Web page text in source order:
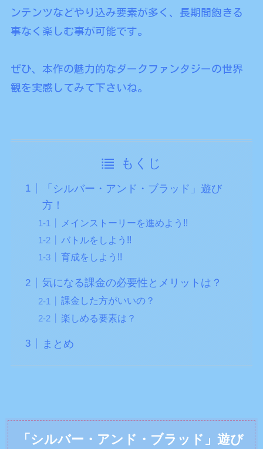
ンテンツなどやり込み要素が多く、長期間飽きる
事なく楽しむ事が可能です。
ぜひ、本作の魅力的なダークファンタジーの世界
観を実感してみて下さいね。
もくじ
「シルバー・アンド・ブラッド」遊び
方！
メインストーリーを進めよう!!
バトルをしよう!!
育成をしよう!!
気になる課金の必要性とメリットは？
課金した方がいいの？
楽しめる要素は？
まとめ
「シルバー・アンド・ブラッド」遊び